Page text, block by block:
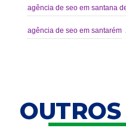
agência de seo em santana
agência de seo em santarém